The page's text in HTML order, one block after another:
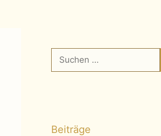
Suchen
nach:
Beiträge